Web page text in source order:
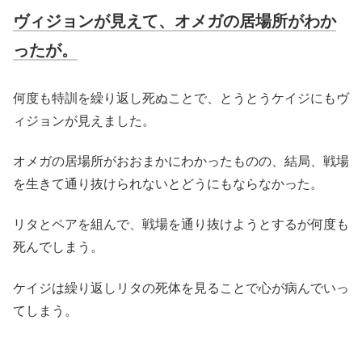
ヴィジョンが見えて、オメガの居場所がわか
ったが。
何度も特訓を繰り返し死ぬことで、とうとうケイジにもヴ
ィジョンが見えました。
オメガの居場所がおおまかにわかったものの、結局、戦場
を生きて通り抜けられないとどうにもならなかった。
リタとペアを組んで、戦場を通り抜けようとするが何度も
死んでしまう。
ケイジは繰り返しリタの死体を見ることで心が病んでいっ
てしまう。